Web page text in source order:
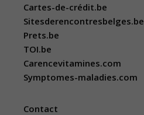
Cartes-de-crédit.be
Sitesderencontresbelges.be
Prets.be
TOI.be
Carencevitamines.com
Symptomes-maladies.com
Contact